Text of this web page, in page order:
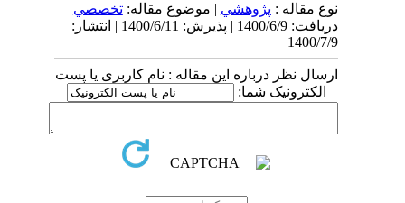
نوع مقاله : پژوهشي| موضوع مقاله:تخصصي
دریافت: 1400/6/9 | پذیرش: 1400/6/11 | انتشار:
1400/7/9
ارسال نظر درباره این مقاله : نام کاربری یا پست
الکترونیک شما: